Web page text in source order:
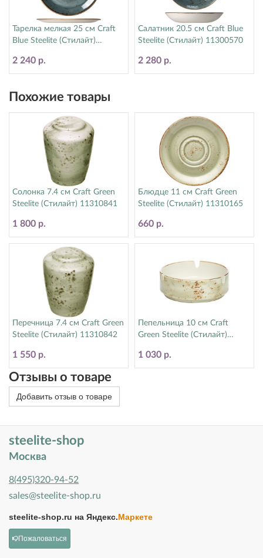
Тарелка мелкая 25 см Craft
Blue Steelite (Стилайт)
2 240 р.
Салатник 20.5 см Craft Blue
Steelite (Стилайт) 11300570
2 280 р.
Похожие товары
Солонка 7.4 см Craft Green
Steelite (Стилайт) 11310841
1 800 р.
Блюдце 11 см Craft Green
Steelite (Стилайт) 11310165
660 р.
Перечница 7.4 см Craft Green
Steelite (Стилайт) 11310842
1 550 р.
Пепельница 10 см Craft
Green Steelite (Стилайт)
1 030 р.
Отзывы о товаре
Добавить отзыв о товаре
steelite-shop
Москва
8(495)320-94-52
sales@steelite-shop.ru
steelite-shop.ru на Яндекс.Маркете
Пожаловаться